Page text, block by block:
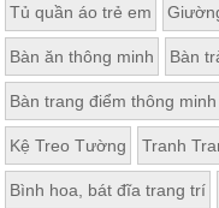
Tủ quần áo trẻ em
Bàn ăn thông minh Bàn
Bàn trang điểm thông minh
Kệ Treo Tường Tranh
Bình hoa, bát đĩa trang trí